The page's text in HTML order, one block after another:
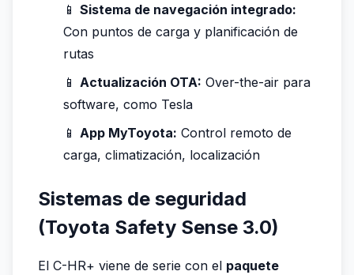
📱 Sistema de navegación integrado:
Con puntos de carga y planificación de
rutas
📱 Actualización OTA: Over-the-air para
software, como Tesla
📱 App MyToyota: Control remoto de
carga, climatización, localización
Sistemas de seguridad
(Toyota Safety Sense 3.0)
El C-HR+ viene de serie con el paquete